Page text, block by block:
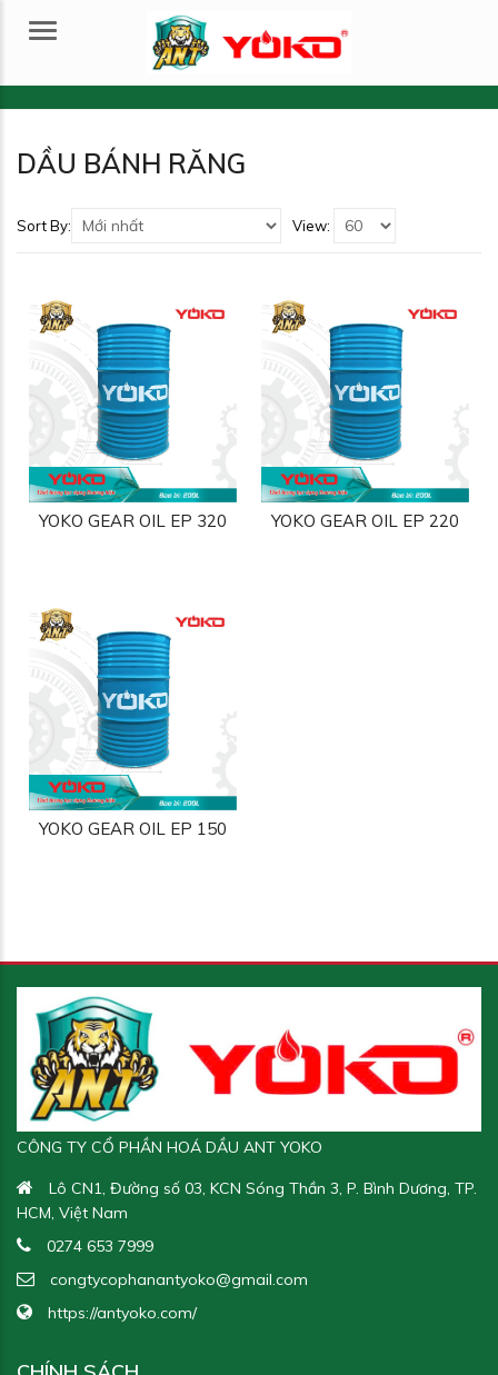
Menu
DẦU BÁNH RĂNG
Sort By: View:
YOKO GEAR OIL EP 320 YOKO GEAR OIL EP 220
YOKO GEAR OIL EP 150
Yoko Cutting VG 30
Yoko Gear Oil EP 320
Yoko Gear Oil EP 150
Yoko Pro
CÔNG TY CỔ PHẦN HOÁ DẦU ANT YOKO
Lô CN1, Đường số 03, KCN Sóng Thần 3, P. Bình Dương, TP.
HCM, Việt Nam
0274 653 7999
congtycophanantyoko@gmail.com
https://antyoko.com/